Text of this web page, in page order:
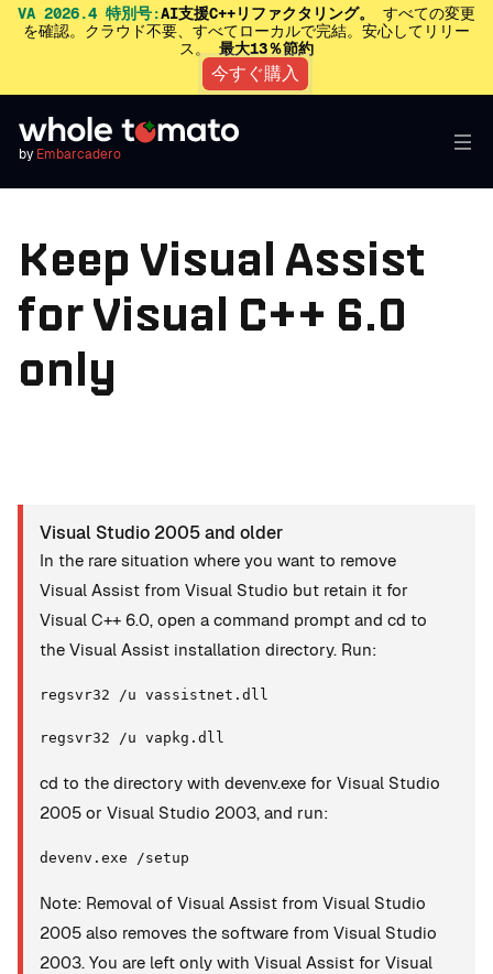
VA 2026.4 特別号:AI支援C++リファクタリング。
すべての変更
を確認。クラウド不要、すべてローカルで完結。安心してリリー
ス。 最大13％節約
今すぐ購入
by Embarcadero
Keep Visual Assist
for Visual C++ 6.0
only
Visual Studio 2005 and older
In the rare situation where you want to remove
Visual Assist from Visual Studio but retain it for
Visual C++ 6.0, open a command prompt and cd to
the Visual Assist installation directory. Run:
regsvr32 /u vassistnet.dll
regsvr32 /u vapkg.dll
cd to the directory with devenv.exe for Visual Studio
2005 or Visual Studio 2003, and run:
devenv.exe /setup
Note: Removal of Visual Assist from Visual Studio
2005 also removes the software from Visual Studio
2003. You are left only with Visual Assist for Visual